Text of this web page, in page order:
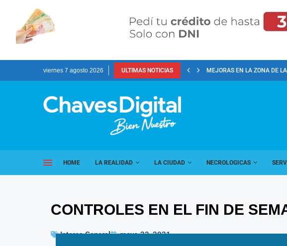
viernes 7 agosto 2026 ULTIMAS NOTICIAS MEJORAS EN LA ZONA DE
HOME LA REALIDAD LA CIUDAD NECROLOGICAS
CONTROLES EN EL FIN DE
Interes General mayo 23, 2021